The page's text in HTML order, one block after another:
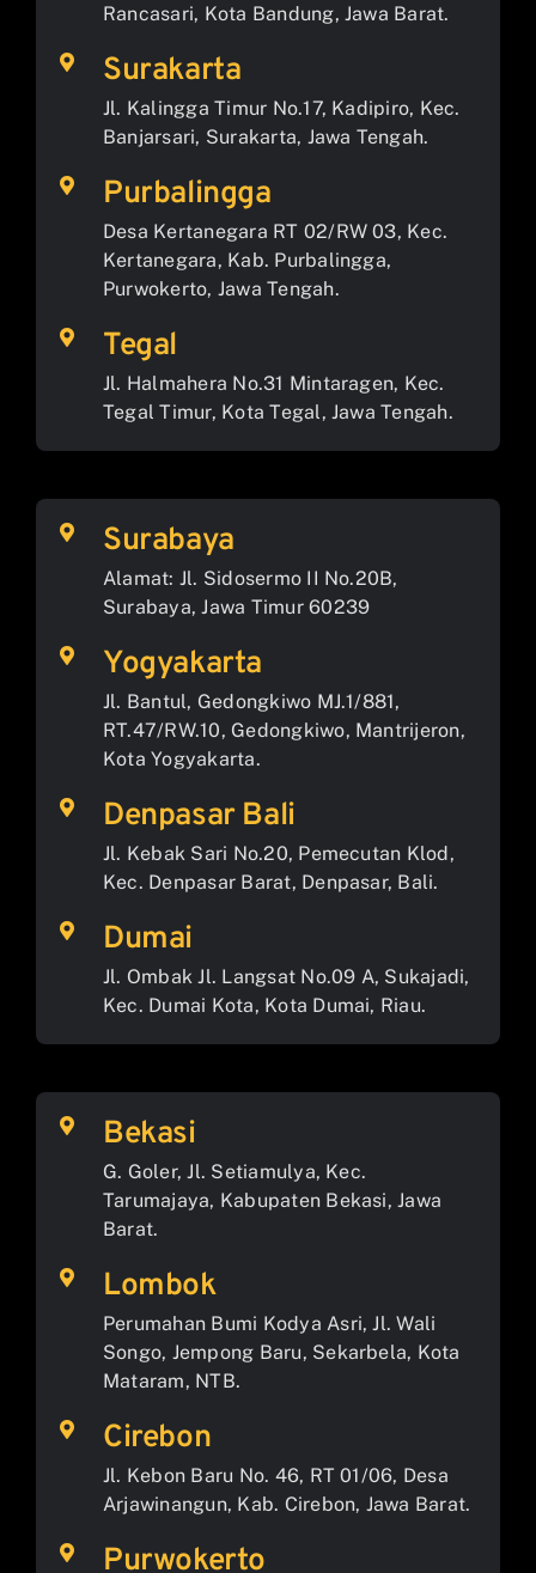
Rancasari, Kota Bandung, Jawa Barat.
Surakarta
Jl. Kalingga Timur No.17, Kadipiro, Kec.
Banjarsari, Surakarta, Jawa Tengah.
Purbalingga
Desa Kertanegara RT 02/RW 03, Kec.
Kertanegara, Kab. Purbalingga,
Purwokerto, Jawa Tengah.
Tegal
Jl. Halmahera No.31 Mintaragen, Kec.
Tegal Timur, Kota Tegal, Jawa Tengah.
Surabaya
Alamat: Jl. Sidosermo II No.20B,
Surabaya, Jawa Timur 60239
Yogyakarta
Jl. Bantul, Gedongkiwo MJ.1/881,
RT.47/RW.10, Gedongkiwo, Mantrijeron,
Kota Yogyakarta.
Denpasar Bali
Jl. Kebak Sari No.20, Pemecutan Klod,
Kec. Denpasar Barat, Denpasar, Bali.
Dumai
Jl. Ombak Jl. Langsat No.09 A, Sukajadi,
Kec. Dumai Kota, Kota Dumai, Riau.
Bekasi
G. Goler, Jl. Setiamulya, Kec.
Tarumajaya, Kabupaten Bekasi, Jawa
Barat.
Lombok
Perumahan Bumi Kodya Asri, Jl. Wali
Songo, Jempong Baru, Sekarbela, Kota
Mataram, NTB.
Cirebon
Jl. Kebon Baru No. 46, RT 01/06, Desa
Arjawinangun, Kab. Cirebon, Jawa Barat.
Purwokerto